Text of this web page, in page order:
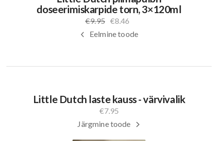
doseerimiskarpide torn, 3×120ml
€9.95 Algne
hind
€8.46
hind
Eelmine toode
Little Dutch laste kauss - värvivalik
€7.95
Järgmine toode